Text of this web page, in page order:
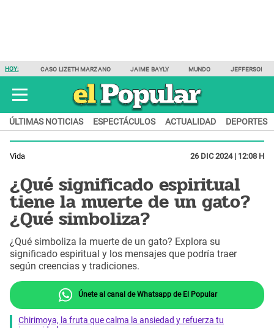
HOY: CASO LIZETH MARZANO JAIME BAYLY MUNDO JEFFERSON
ÚLTIMAS NOTICIAS ESPECTÁCULOS ACTUALIDAD DEPORTES
Vida 26 DIC 2024 | 12:08 H
¿Qué significado espiritual
tiene la muerte de un gato?
¿Qué simboliza?
¿Qué simboliza la muerte de un gato? Explora su
significado espiritual y los mensajes que podría traer
según creencias y tradiciones.
Únete al canal de Whatsapp de El Popular
Chirimoya, la fruta que calma la ansiedad y refuerza tu